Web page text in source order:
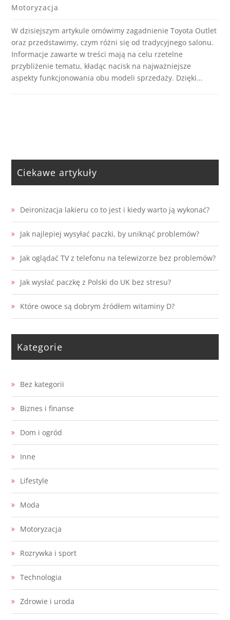
Motoryzacja
W dzisiejszym artykule omówimy zagadnienie Toyota Outlet
oraz przedstawimy, czym różni się od tradycyjnego salonu.
Informacje zawarte w treści mają na celu rzetelne
przybliżenie tematu, kładąc nacisk na najważniejsze
aspekty funkcjonowania obu modeli sprzedaży. Dzięki...
Ciekawe artykuły
Deironizacja lakieru co to jest i kiedy warto ją wykonać?
Jak najlepiej wysyłać paczki, by uniknąć problemów?
Jak oglądać TV z telefonu na telewizorze bez problemów?
Jak wysłać paczkę z Polski do UK bez stresu?
Które owoce są dobrym źródłem witaminy D?
Kategorie
Bez kategorii
Biznes i finanse
Dom i ogród
Inne
Lifestyle
Moda
Motoryzacja
Rozrywka i sport
Technologia
Zdrowie i uroda